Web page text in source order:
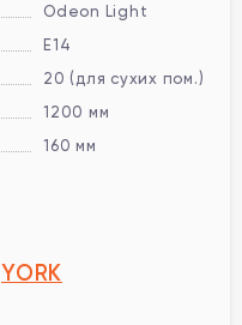
Odeon Light
E14
20 (для сухих пом.)
1200 мм
160 мм
YORK